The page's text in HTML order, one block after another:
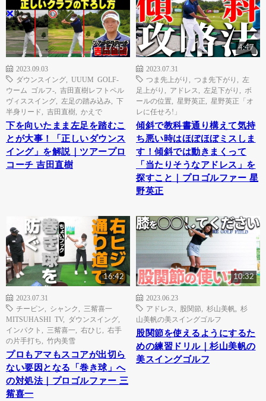
17:45
2023.09.03
ダウンスイング
UUUM GOLF-
ウーム ゴルフ-
吉田直樹レフトペル
ヴィススイング
左足の踏み込み
下
半身リード
吉田直樹 かえで
下を向いたまま左足を踏むこ
とが大事！「正しいダウンス
イング」を解説｜ツアープロ
コーチ 吉田直樹
4:47
2023.07.31
つま先上がり
つま先下がり
左
足上がり
アドレス 左足下がり
ボ
ールの位置
星野英正
星野英正「オ
レに任せろ!」
傾斜で教科書通り構えて気持
ち悪い時はほぼほぼミスしま
す！傾斜では動きまくって
「当たりそうなアドレス」を
探すこと｜プロゴルファー 星
野英正
16:42
2023.07.31
チーピン
シャンク
三觜喜一
MITSUHASHI TV, ダウンスイング
インパクト
三觜喜一 右ひじ
右手
の片手打ち
竹内美雪
プロもアマもスコアが出切ら
ない要因となる「巻き球」へ
の対処法｜プロゴルファー 三
觜喜一
10:32
2023.06.23
アドレス
股関節 杉山美帆
杉
山美帆の美スイングゴルフ
股関節を使えるようにするた
めの練習ドリル｜杉山美帆の
美スイングゴルフ